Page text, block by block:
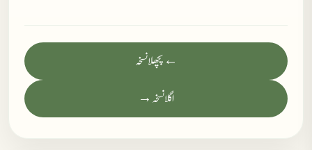
← پچھلا نسخہ
اگلا نسخہ →